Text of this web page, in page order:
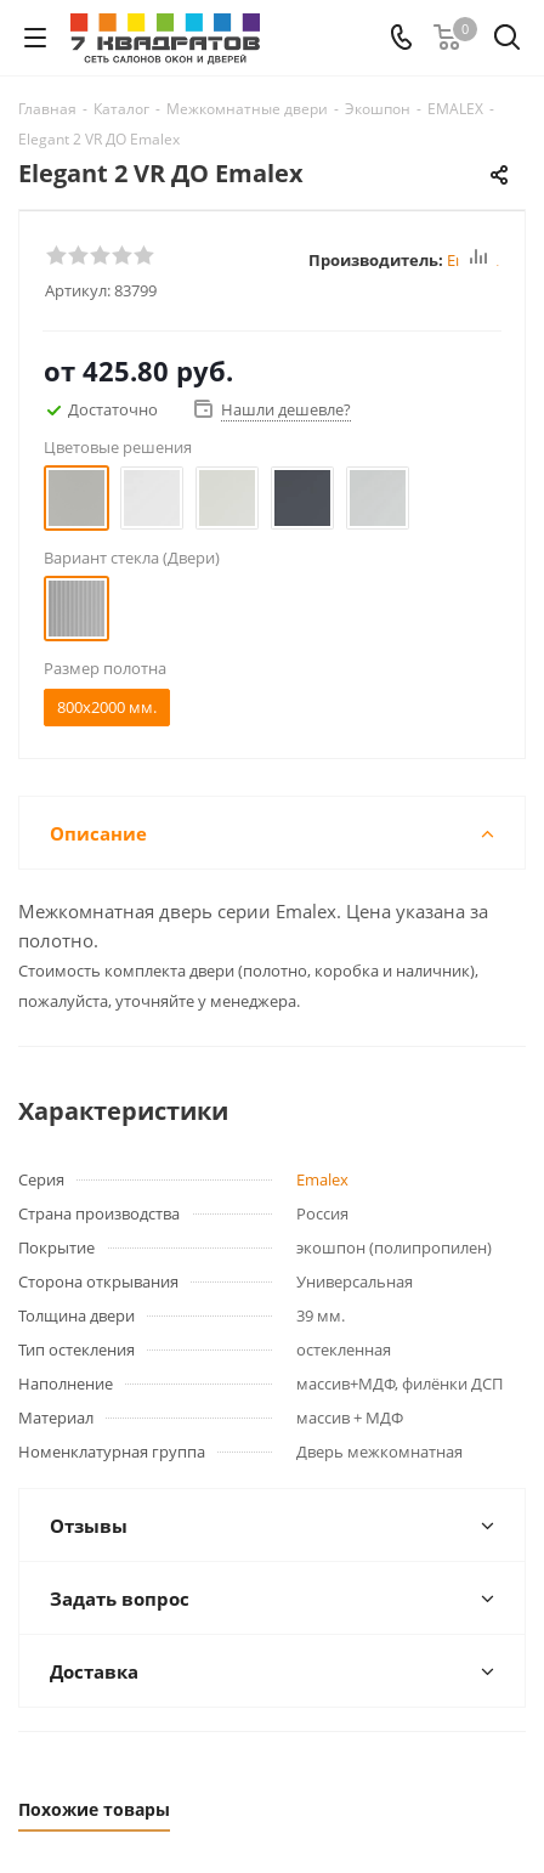
0
Главная - Каталог - Межкомнатные двери - Экошпон - EMALEX -
Elegant 2 VR ДО Emalex
Elegant 2 VR ДО Emalex
Артикул:83799
Производитель: Emalex
от 425.80 руб.
Достаточно
Нашли дешевле?
Цветовые решения
Вариант стекла (Двери)
Размер полотна
800x2000 мм.
Описание
Межкомнатная дверь серии Emalex. Цена указана за
полотно.
Cтоимость комплекта двери (полотно, коробка и наличник),
пожалуйста, уточняйте у менеджера.
Характеристики
Серия
Emalex
Страна производства
Россия
Покрытие
экошпон (полипропилен)
Сторона открывания
Универсальная
Толщина двери
39 мм.
Тип остекления
остекленная
Наполнение
массив+МДФ, филёнки ДСП
Материал
массив + МДФ
Номенклатурная группа
Дверь межкомнатная
Отзывы
Задать вопрос
Доставка
Похожие товары